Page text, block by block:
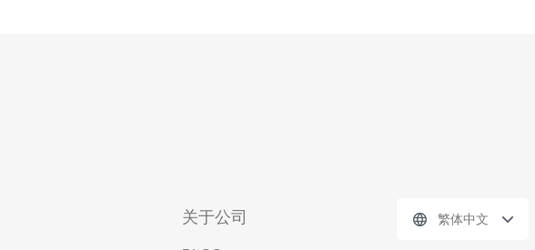
关于公司 繁体中文